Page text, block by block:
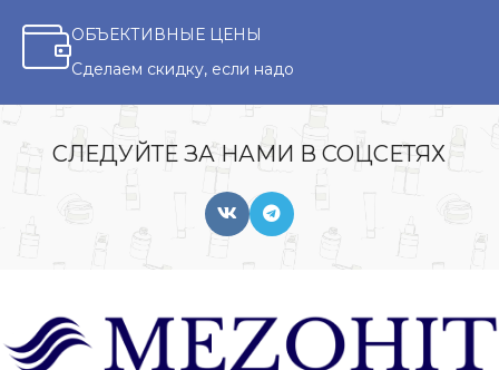
ОБЪЕКТИВНЫЕ ЦЕНЫ
Сделаем скидку, если надо
СЛЕДУЙТЕ ЗА НАМИ В СОЦСЕТЯХ